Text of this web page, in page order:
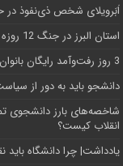
اَبَر‌ویلای شخص ذی‌نفوذ در
استان البرز در جنگ 12 روزه 7 شهید دانشجو تقدیم انقلاب کرد
3 روز رفت‌وآمد رایگان بانوان در خطوط اتوبوسرانی شهری کرج
دانشجو باید به دور از
شاخصه‌های بارز دانشجوی
انقلاب کیست؟
یادداشت| چرا دانشگاه باید